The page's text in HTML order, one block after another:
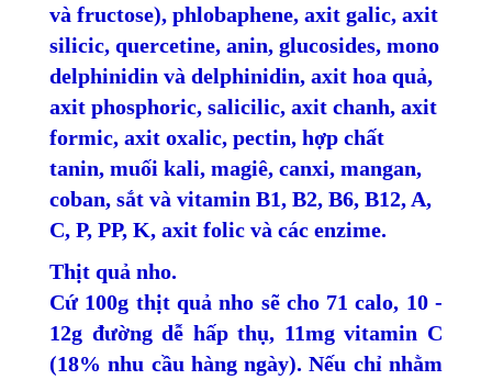
và fructose), phlobaphene, axit galic, axit
silicic, quercetine, anin, glucosides, mono
delphinidin và delphinidin, axit hoa quả,
axit phosphoric, salicilic, axit chanh, axit
formic, axit oxalic, pectin, hợp chất
tanin, muối kali, magiê, canxi, mangan,
coban, sắt và vitamin B1, B2, B6, B12, A,
C, P, PP, K, axit folic và các enzime.
Thịt quả nho.
Cứ 100g thịt quả nho sẽ cho 71 calo, 10 -
12g đường dễ hấp thụ, 11mg vitamin C
(18% nhu cầu hàng ngày). Nếu chỉ nhằm